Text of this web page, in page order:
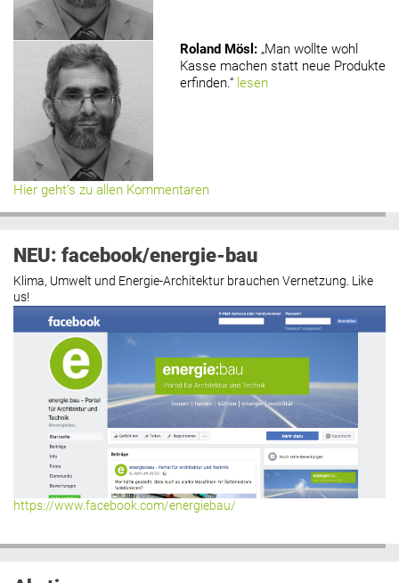
Roland Mösl : „Man wollte wohl
Kasse machen statt neue Produkte
erfinden.“ lesen
Hier geht’s zu allen Kommentaren
NEU: facebook/energie-bau
Klima, Umwelt und Energie-Architektur brauchen Vernetzung. Like
us!
https://www.facebook.com/energiebau/